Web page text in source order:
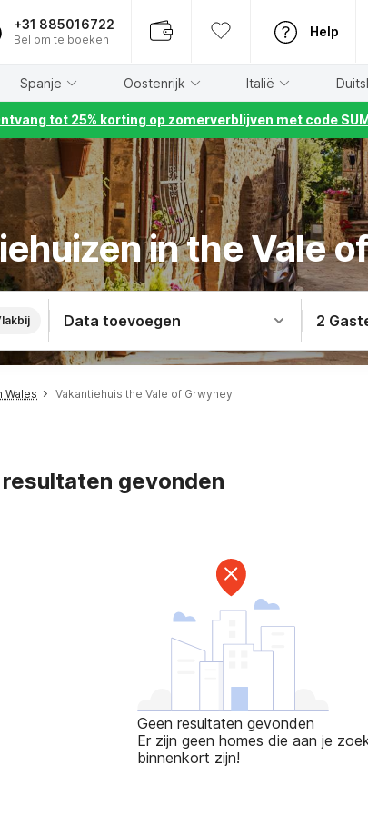
+31 885016722
Bel om te boeken
Help
Spanje Oostenrijk Italië
tot 25% korting op zomerverblijven met code
in the Vale
Data toevoegen 2
Wales Vakantiehuis the Vale of Grwyney
resultaten gevonden
Geen resultaten gevonden
Er zijn geen homes die aan je
binnenkort zijn!